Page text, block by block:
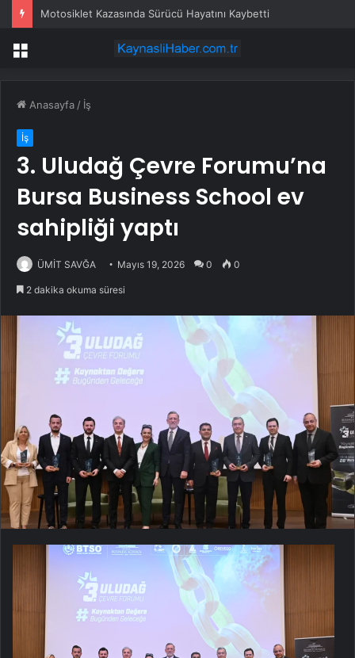
Motosiklet Kazasında Sürücü Hayatını Kaybetti
Menü
Anasayfa / İş
İş
3. Uludağ Çevre Forumu’na
Bursa Business School ev
sahipliği yaptı
ÜMİT SAVĞA Mayıs 19, 2026 0 0
2 dakika okuma süresi